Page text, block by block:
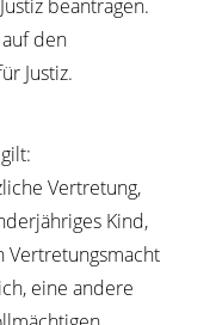
beantragen.
den
Justiz.
Vertretung,
Kind,
Vertretungsmacht
eine andere